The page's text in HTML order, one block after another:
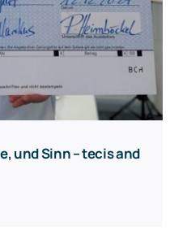
und Sinn – tecis and